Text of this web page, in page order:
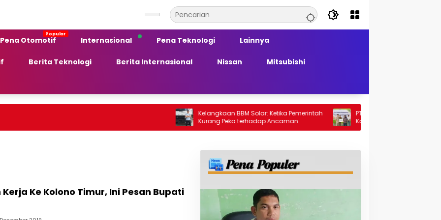
Pena Otomotif Internasional Pena Teknologi Lainnya
Berita Teknologi Berita Internasional Nissan Mitsubishi
Kelangkaan BBM Solar: Ketika Pemerintah
Kurang Peka terhadap Ancaman
Ekonomi Daerah
PT Generasi Agung Perkasa Buktikan
Komitmen Sosial, Salurkan PPM
Juta untuk Masyarakat Lingkar
Ke Kolono Timur, Ini Pesan Bupati